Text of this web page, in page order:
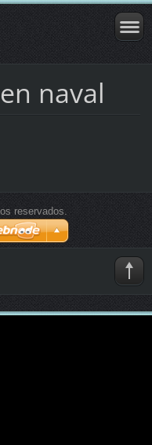
naval
reservados.